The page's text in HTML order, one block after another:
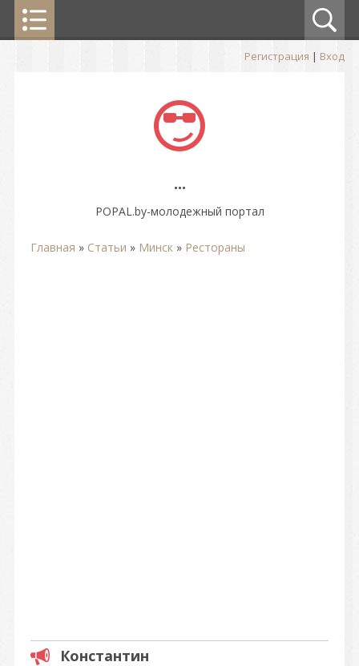
Регистрация | Вход
...
POPAL.by-молодежный портал
Главная » Статьи » Минск » Рестораны
Константин